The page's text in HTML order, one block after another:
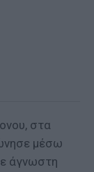
στα
μέσω
άγνωστη